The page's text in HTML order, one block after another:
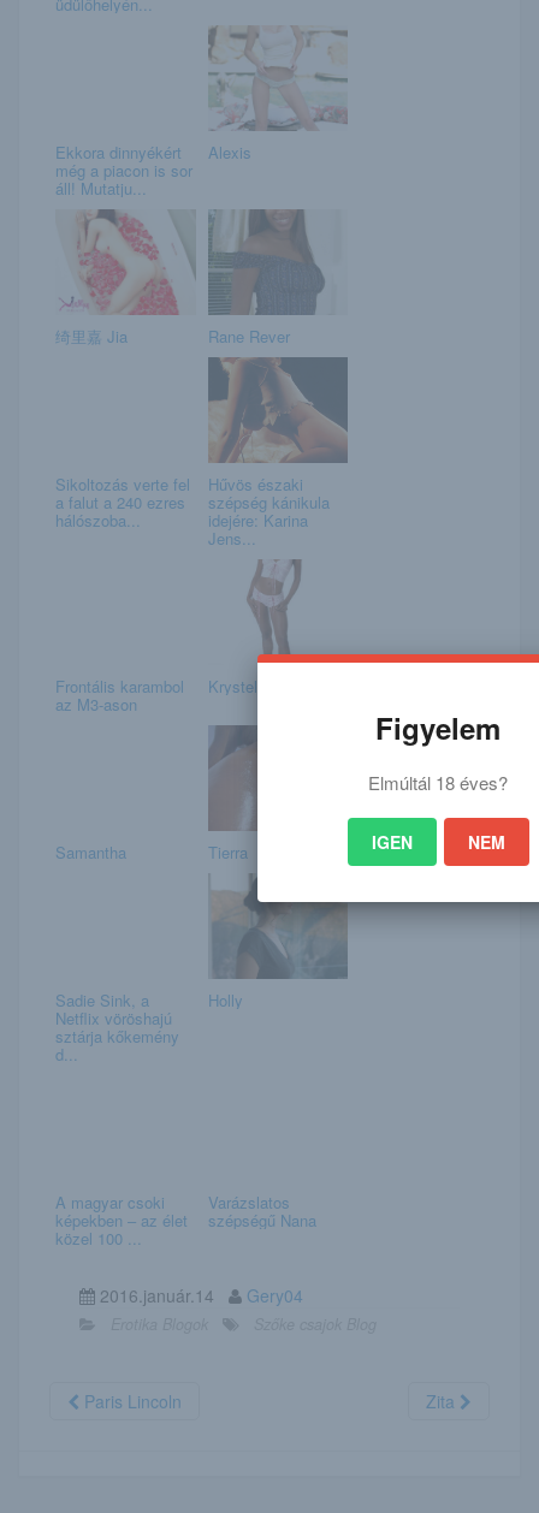
Ekkora dinnyékért
még a piacon is sor
áll! Mutatju...
Alexis
绮里嘉 Jia Rane Rever
Sikoltozás verte fel
a falut a 240 ezres
hálószoba...
Hűvös északi
szépség kánikula
idejére: Karina
Jens...
Frontális karambol
az M3-ason
Krystel
Samantha Tierra
Sadie Sink, a
Netflix vöröshajú
sztárja kőkemény
d...
Holly
A magyar csoki
képekben – az élet
közel 100 ...
Varázslatos
szépségű Nana
2016.január.14 Gery04
Paris Lincoln Zita
Figyelem
Elmúltál 18 éves?
IGEN NEM